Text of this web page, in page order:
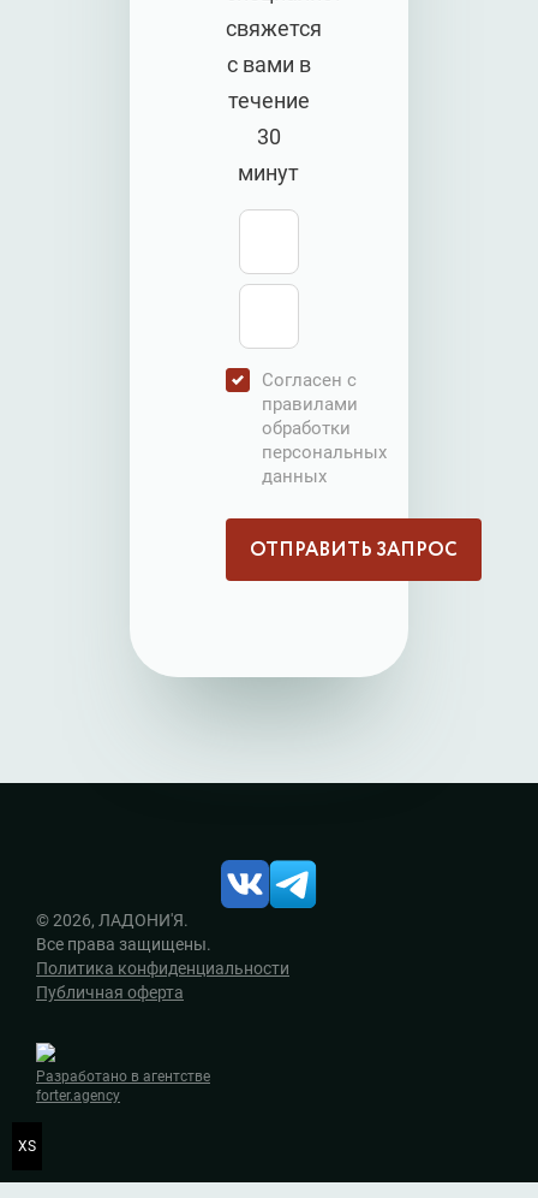
XS
свяжется
с вами в
течение
30
минут
Согласен с
правилами
обработки
персональных
данных
© 2026, ЛАДОНИ'Я.
Все права защищены.
Политика конфиденциальности
Публичная оферта
Разработано в агентстве
forter.agency